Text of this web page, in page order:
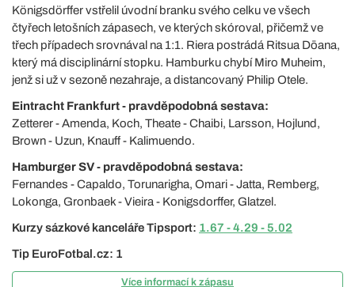
Königsdörffer vstřelil úvodní branku svého celku ve všech
čtyřech letošních zápasech, ve kterých skóroval, přičemž ve
třech případech srovnával na 1:1. Riera postrádá Ritsua Dōana,
který má disciplinární stopku. Hamburku chybí Miro Muheim,
jenž si už v sezoně nezahraje, a distancovaný Philip Otele.
Eintracht Frankfurt - pravděpodobná sestava:
Zetterer - Amenda, Koch, Theate - Chaibi, Larsson, Hojlund,
Brown - Uzun, Knauff - Kalimuendo.
Hamburger SV - pravděpodobná sestava:
Fernandes - Capaldo, Torunarigha, Omari - Jatta, Remberg,
Lokonga, Gronbaek - Vieira - Konigsdorffer, Glatzel.
Kurzy sázkové kanceláře Tipsport: 1.67 - 4.29 - 5.02
Tip EuroFotbal.cz: 1
Více informací k zápasu